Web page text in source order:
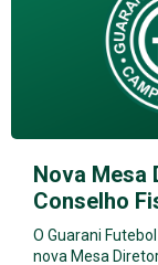
Nova Mesa
Conselho
O Guarani
nova Mesa